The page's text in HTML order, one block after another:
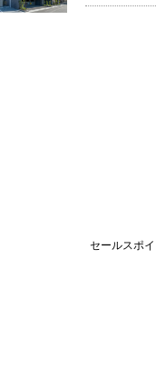
セールスポ